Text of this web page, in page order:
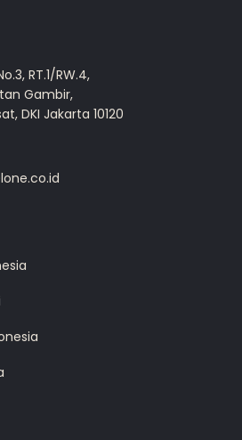
RT.1/RW.4,
Gambir,
DKI Jakarta 10120